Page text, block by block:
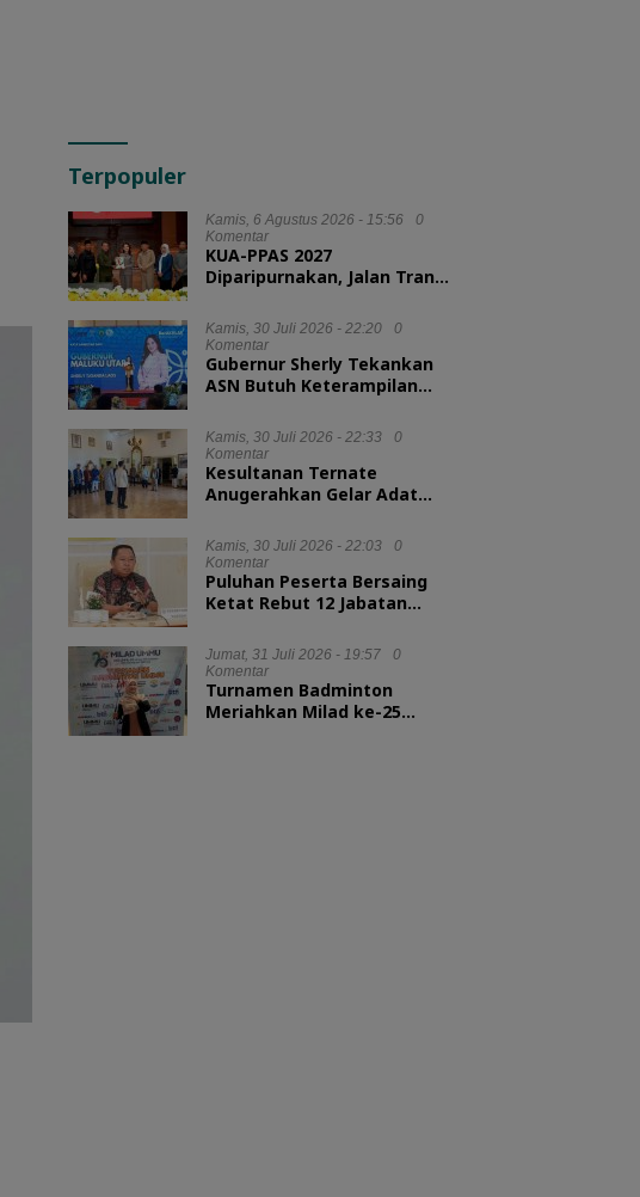
Terpopuler
Kamis, 6 Agustus 2026 - 15:56
0
Komentar
KUA-PPAS 2027
Diparipurnakan, Jalan Trans
Kamis, 30 Juli 2026 - 22:20
0
Komentar
Gubernur Sherly Tekankan
ASN Butuh Keterampilan
Kamis, 30 Juli 2026 - 22:33
0
Komentar
Kesultanan Ternate
Anugerahkan Gelar Adat
Kepala LAN RI
Kamis, 30 Juli 2026 - 22:03
0
Komentar
Puluhan Peserta Bersaing
Ketat Rebut 12 Jabatan
Jumat, 31 Juli 2026 - 19:57
0
Komentar
Turnamen Badminton
Meriahkan Milad ke-25